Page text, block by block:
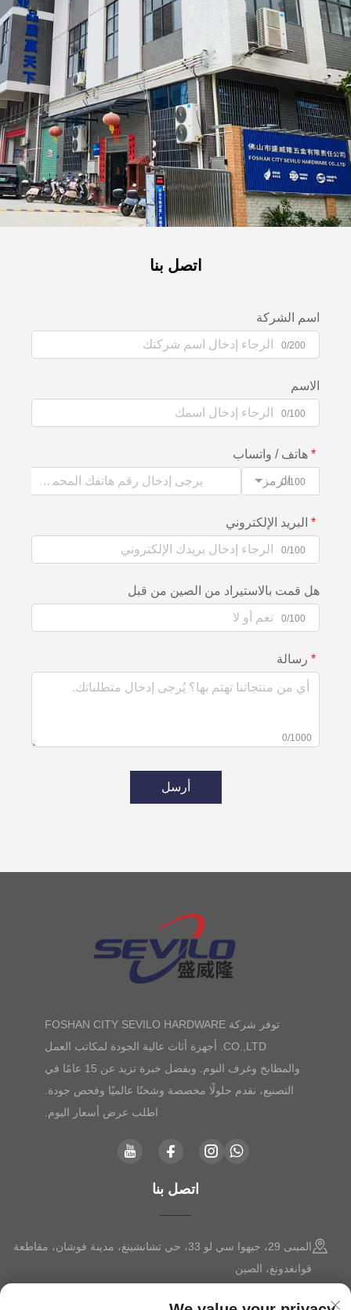
اتصل بنا
اسم الشركة
0/200
الاسم
0/100
هاتف / واتساب
الرمز0/100
البريد الإلكتروني
0/100
هل قمت بالاستيراد من الصين من قبل
0/100
رسالة
0/1000
أرسل
توفر شركة FOSHAN CITY SEVILO HARDWARE
CO.,LTD. أجهزة أثاث عالية الجودة لمكاتب العمل
والمطابخ وغرف النوم. وبفضل خبرة تزيد عن 15 عامًا في
التصنيع، نقدم حلولًا مخصصة وشحنًا عالميًا وفحص جودة.
اطلب عرض أسعار اليوم.
اتصل بنا
المبنى 29، جيهوا سي لو 33، حي تشانشينغ، مدينة فوشان، مقاطعة
قوانغدونغ، الصين
+86-13630015425